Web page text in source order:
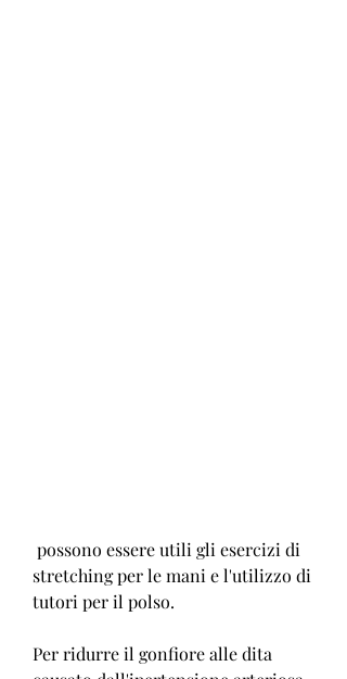
stretching per le mani e l'utilizzo di
tutori per il polso.
Per ridurre il gonfiore alle dita